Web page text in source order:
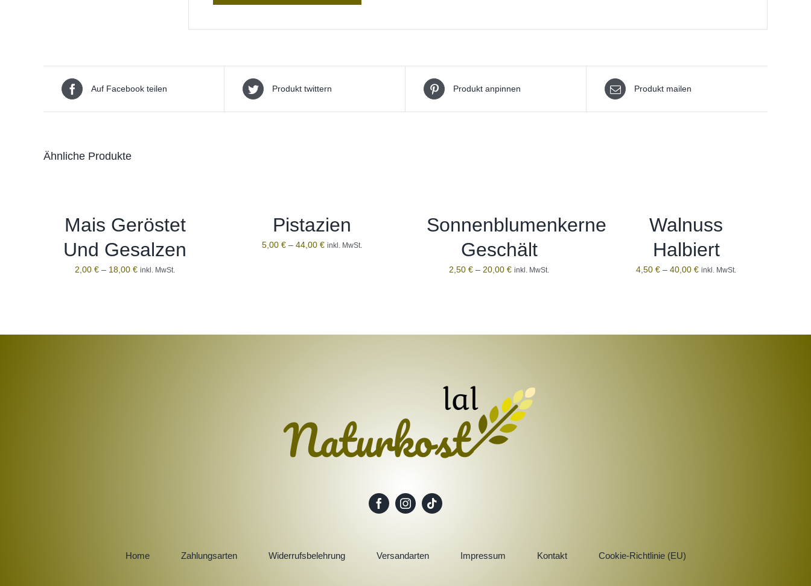
Auf Facebook teilen Produkt twittern Produkt anpinnen Produkt mailen
Ähnliche Produkte
Mais Geröstet
Und Gesalzen
2,00 € – 18,00 € inkl. MwSt.
Pistazien
5,00 € – 44,00 € inkl. MwSt.
Sonnenblumenkerne
Geschält
2,50 € – 20,00 € inkl. MwSt.
Walnuss
Halbiert
4,50 € – 40,00 € inkl. MwSt.
Home Zahlungsarten Widerrufsbelehrung Versandarten Impressum Kontakt Cookie-Richtlinie (EU)